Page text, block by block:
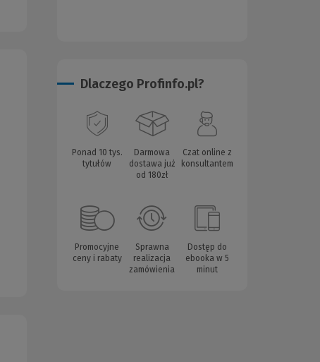
Dlaczego Profinfo.pl?
Ponad 10 tys.
tytułów
Darmowa
dostawa już
od 180zł
Czat online z
konsultantem
Promocyjne
ceny i rabaty
Sprawna
realizacja
zamówienia
Dostęp do
ebooka w 5
minut